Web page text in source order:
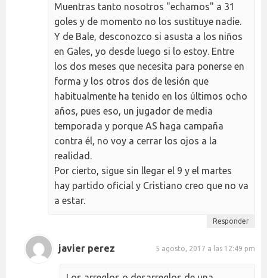
Muentras tanto nosotros "echamos" a 31
goles y de momento no los sustituye nadie.
Y de Bale, desconozco si asusta a los niños
en Gales, yo desde luego si lo estoy. Entre
los dos meses que necesita para ponerse en
forma y los otros dos de lesión que
habitualmente ha tenido en los últimos ocho
años, pues eso, un jugador de media
temporada y porque AS haga campaña
contra él, no voy a cerrar los ojos a la
realidad.
Por cierto, sigue sin llegar el 9 y el martes
hay partido oficial y Cristiano creo que no va
a estar.
Responder
javier perez 5 agosto, 2017 a las 12:49 pm